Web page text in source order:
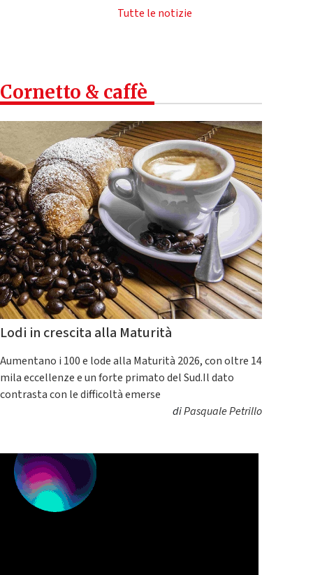
Tutte le notizie
Cornetto & caffè
Lodi in crescita alla Maturità
Aumentano i 100 e lode alla Maturità 2026, con oltre 14
mila eccellenze e un forte primato del Sud.Il dato
contrasta con le difficoltà emerse
diPasquale Petrillo